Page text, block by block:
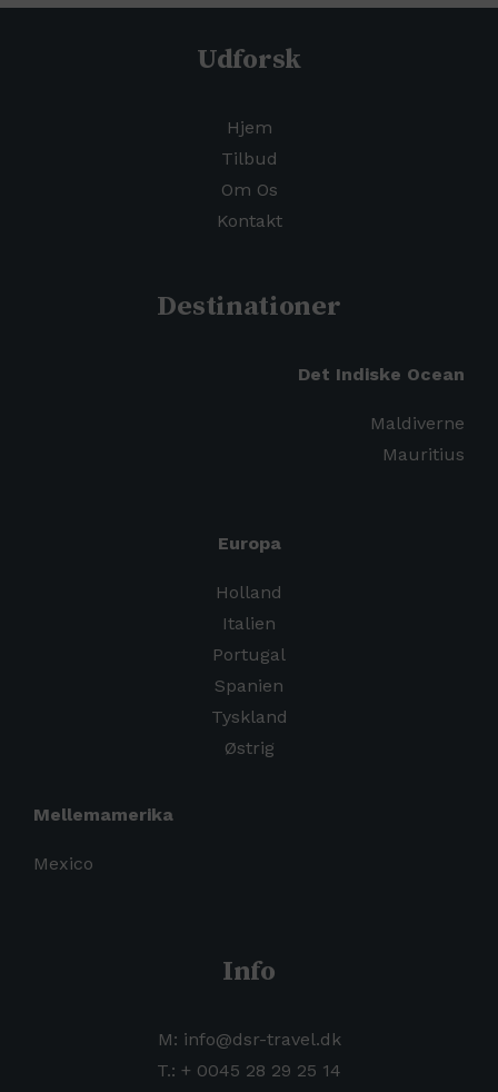
Udforsk
Hjem
Tilbud
Om Os
Kontakt
Destinationer
Det Indiske Ocean
Maldiverne
Mauritius
Europa
Holland
Italien
Portugal
Spanien
Tyskland
Østrig
Mellemamerika
Mexico
Info
M: info@dsr-travel.dk
T.: + 0045 28 29 25 14